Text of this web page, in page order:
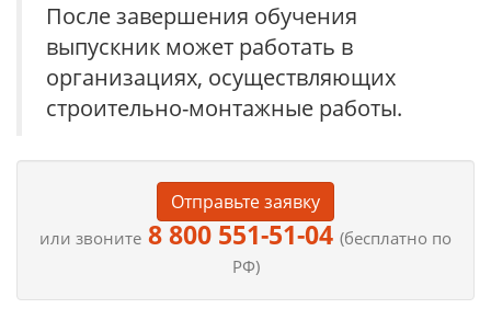
После завершения обучения
выпускник может работать в
организациях, осуществляющих
строительно-монтажные работы.
Отправьте заявку
или звоните 8 800 551-51-04 (бесплатно по
РФ)